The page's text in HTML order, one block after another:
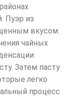
Пуэр из
вкусом.
чайных
Затем пасту
легко
процесс